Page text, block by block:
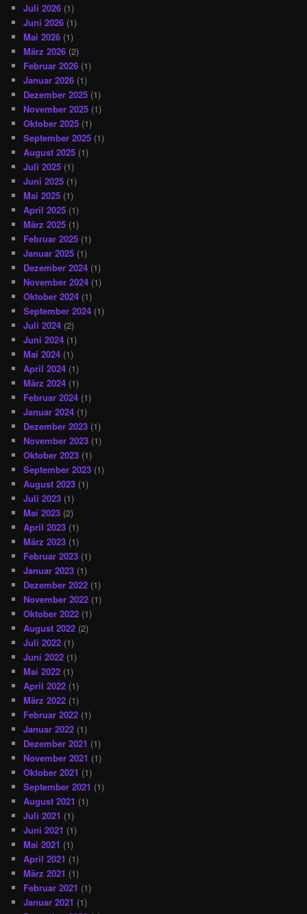
Juli 2026 (1)
Juni 2026 (1)
Mai 2026 (1)
März 2026 (2)
Februar 2026 (1)
Januar 2026 (1)
Dezember 2025 (1)
November 2025 (1)
Oktober 2025 (1)
September 2025 (1)
August 2025 (1)
Juli 2025 (1)
Juni 2025 (1)
Mai 2025 (1)
April 2025 (1)
März 2025 (1)
Februar 2025 (1)
Januar 2025 (1)
Dezember 2024 (1)
November 2024 (1)
Oktober 2024 (1)
September 2024 (1)
Juli 2024 (2)
Juni 2024 (1)
Mai 2024 (1)
April 2024 (1)
März 2024 (1)
Februar 2024 (1)
Januar 2024 (1)
Dezember 2023 (1)
November 2023 (1)
Oktober 2023 (1)
September 2023 (1)
August 2023 (1)
Juli 2023 (1)
Mai 2023 (2)
April 2023 (1)
März 2023 (1)
Februar 2023 (1)
Januar 2023 (1)
Dezember 2022 (1)
November 2022 (1)
Oktober 2022 (1)
August 2022 (2)
Juli 2022 (1)
Juni 2022 (1)
Mai 2022 (1)
April 2022 (1)
März 2022 (1)
Februar 2022 (1)
Januar 2022 (1)
Dezember 2021 (1)
November 2021 (1)
Oktober 2021 (1)
September 2021 (1)
August 2021 (1)
Juli 2021 (1)
Juni 2021 (1)
Mai 2021 (1)
April 2021 (1)
März 2021 (1)
Februar 2021 (1)
Januar 2021 (1)